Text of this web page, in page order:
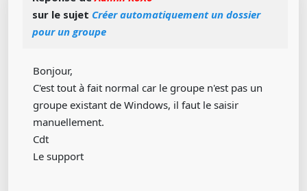
sur le sujet Créer automatiquement un dossier
pour un groupe
Bonjour,
C'est tout à fait normal car le groupe n'est pas un
groupe existant de Windows, il faut le saisir
manuellement.
Cdt
Le support